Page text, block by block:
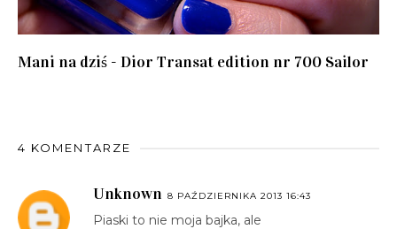
Mani na dziś - Dior Transat edition nr 700 Sailor
4 KOMENTARZE
Unknown 8 PAŹDZIERNIKA 2013 16:43
Piaski to nie moja bajka, ale